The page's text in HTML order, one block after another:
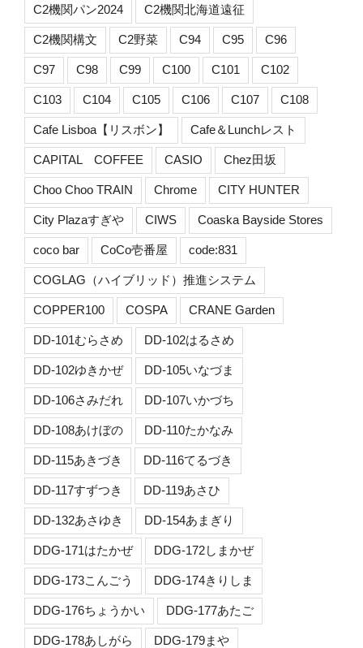
C2機関パン2024 C2機関北海道遠征
C2機関構文 C2野菜 C94 C95 C96
C97 C98 C99 C100 C101 C102
C103 C104 C105 C106 C107 C108
Cafe Lisboa【リスボン】 Cafe＆Lunchレスト
CAPITAL COFFEE CASIO Chez田坂
Choo Choo TRAIN Chrome CITY HUNTER
City Plazaすぎや CIWS Coaska Bayside Stores
coco bar CoCo壱番屋 code:831
COGLAG（ハイブリッド）推進システム
COPPER100 COSPA CRANE Garden
DD-101むらさめ DD-102はるさめ
DD-102ゆきかぜ DD-105いなづま
DD-106さみだれ DD-107いかづち
DD-108あけぼの DD-110たかなみ
DD-115あきづき DD-116てるづき
DD-117すずつき DD-119あさひ
DD-132あさゆき DD-154あまぎり
DDG-171はたかぜ DDG-172しまかぜ
DDG-173こんごう DDG-174きりしま
DDG-176ちょうかい DDG-177あたご
DDG-178あしがら DDG-179まや